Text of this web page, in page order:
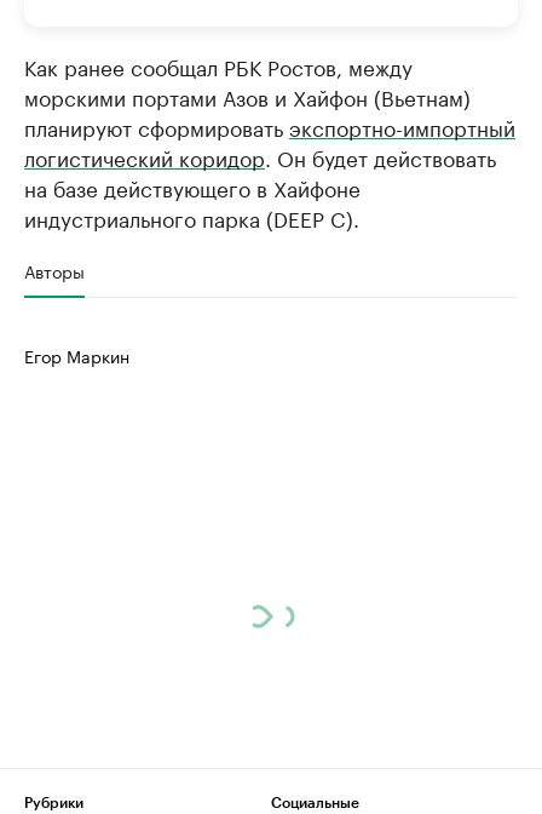
Как ранее сообщал РБК Ростов, между
морскими портами Азов и Хайфон (Вьетнам)
планируют сформироватьэкспортно-импортный
логистический коридор . Он будет действовать
на базе действующего в Хайфоне
индустриального парка (DEEP C).
Авторы
Егор Маркин
Рубрики
Социальные